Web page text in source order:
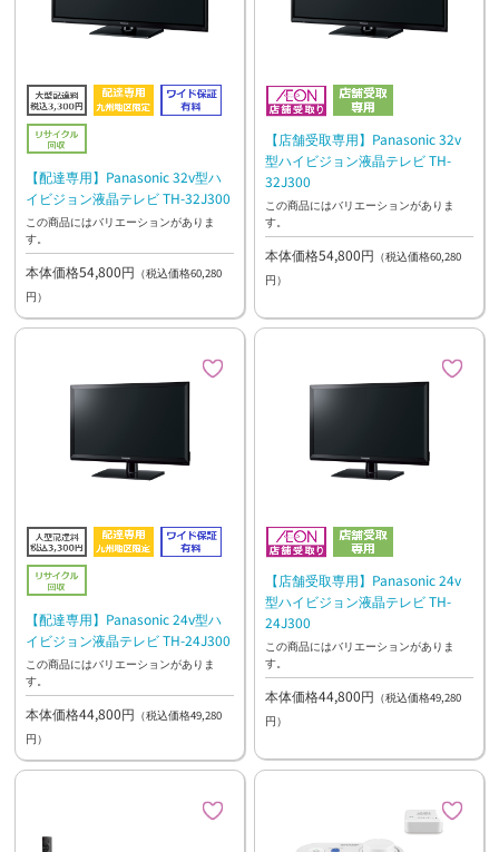
【配達専用】Panasonic 32v型ハ
イビジョン液晶テレビ TH-32J300
この商品にはバリエーションがありま
す。
本体価格54,800円 （税込価格60,280
円）
【店舗受取専用】Panasonic 32v
型ハイビジョン液晶テレビ TH-
32J300
この商品にはバリエーションがありま
す。
本体価格54,800円 （税込価格60,280
円）
【配達専用】Panasonic 24v型ハ
イビジョン液晶テレビ TH-24J300
この商品にはバリエーションがありま
す。
本体価格44,800円 （税込価格49,280
円）
【店舗受取専用】Panasonic 24v
型ハイビジョン液晶テレビ TH-
24J300
この商品にはバリエーションがありま
す。
本体価格44,800円 （税込価格49,280
円）